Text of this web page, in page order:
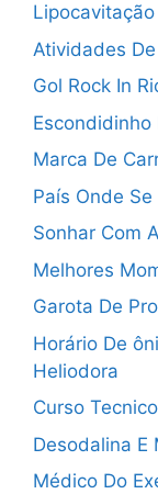
Atividades
Gol Rock In
Escondidinho
Marca De
País Onde
Sonhar Com
Melhores
Garota De
Horário De
Heliodora
Curso
Desodalina E
Médico Do